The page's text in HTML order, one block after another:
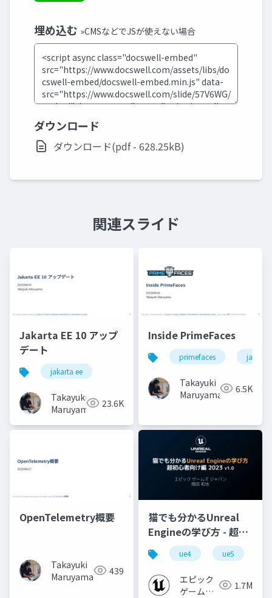
埋め込む »CMSなどでJSが使えない場合
ダウンロード
ダウンロード(pdf - 628.25kB)
関連スライド
Jakarta EE 10 アップ
デート
jakarta ee
Takayuki
Maruyama
23.6K
Inside PrimeFaces
primefaces jakarta
Takayuki
Maruyama
6.5K
OpenTelemetry概要
Takayuki
Maruyama
439
猫でも分かるUnreal
Engineの学び方 - 超初
心者向け編 - 2023 v1.0
ue4 ue5
エピック
ゲームズ
1.7M